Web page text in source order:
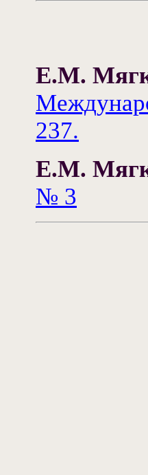
Е.М.
237.
Е.М.
№ 3